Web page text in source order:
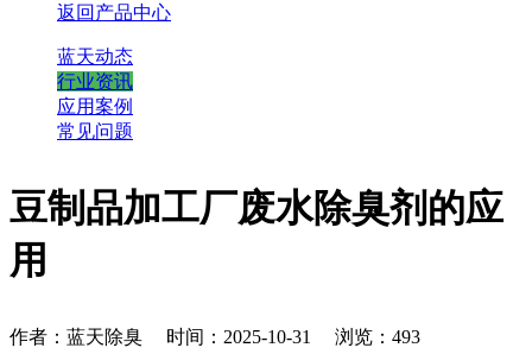
返回产品中心
蓝天动态
行业资讯
应用案例
常见问题
豆制品加工厂废水除臭剂的应
用
作者：蓝天除臭 时间：2025-10-31 浏览： 493